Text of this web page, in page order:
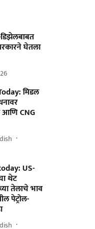
घेतला
मिडल
आणि CNG
US-
थेट
तेलाचे भाव
पेट्रोल-